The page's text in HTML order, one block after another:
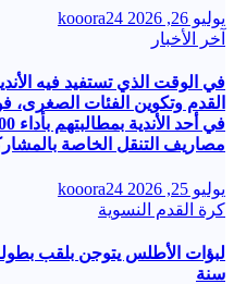
يوليو 26, 2026
kooora24
آخر الأخبار
في الوقت الذي تستفيد فيه
القدم وتكوين الفئات الصغرى،
مصاريف التنقل الخاصة
يوليو 25, 2026
kooora24
كرة القدم النسوية
سنة